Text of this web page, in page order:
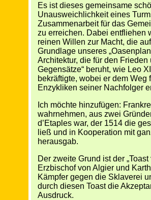
Es ist dieses gemeinsame
Unausweichlichkeit eines
Zusammenarbeit für das
zu erreichen. Dabei entfliehen
reinen Willen zur Macht, die
Grundlage unseres
Architektur, die für den
Gegensätze“ beruht, wie Leo
bekräftigte, wobei er dem
Enzykliken seiner Nachfolger
Ich möchte hinzufügen:
wahrnehmen, aus zwei
d’Etaples war, der 1514 die
ließ und in Kooperation mit
herausgab.
Der zweite Grund ist der
Erzbischof von Algier und
Kämpfer gegen die Sklaverei
durch diesen Toast die
Ausdruck.